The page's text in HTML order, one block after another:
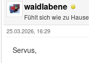
waidlabene
Fühlt sich wie zu Hause
25.03.2026, 16:29
Servus,